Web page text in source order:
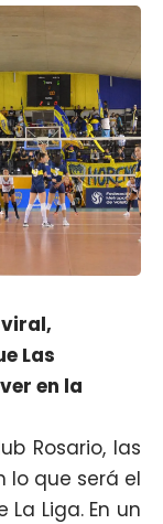
viral,
Las
en la
Rosario, las
lo que será el
Liga. En un